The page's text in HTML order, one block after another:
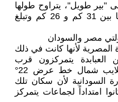
طويل"، يتراوح طولها
من الشمال إلى الجنوب ما بين 31 كم و 26 كم وتبلغ
مصر والسودان
المصرية لأنها كانت في ذلك
يتمركزون قرب
أسوان، بينما يقع مثلث حلايب شمال خط عرض 22°
السودانية لأن سكان تلك
امتداداً لجماعات يتمركز